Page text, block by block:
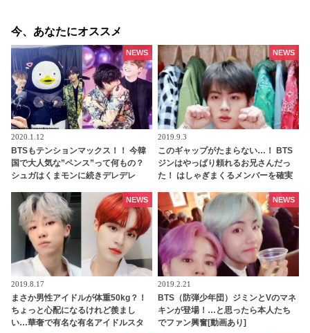
今、あなたにオススメ
2020.1.12
BTSもテンションマックス！！ 今韓
国で大人気な”ペンス”って何もの？
シュガはくまモンに続きデレデレ
NEWS
2019.9.3
このギャップがたまらない…！ BTS
ジンはやっぱり頼れるお兄さんだっ
た！ はしゃぎまくるメンバーを確実
に！ 普段のジンとは違う真剣な姿は
胸キュン必至
NEWS
2019.8.17
まさか男性アイドルが体重50kg？！
ちょっと心配になるけれど羨まし
い…華奢で有名な有名アイドルスタ
NEWS
2019.2.21
BTS（防弾少年団）ジミンとVのマネ
キンが登場！…と思ったら本人たち
でファン興奮[動画あり]
NEWS